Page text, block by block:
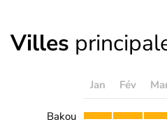
Villes
Jan Fév
Bakou